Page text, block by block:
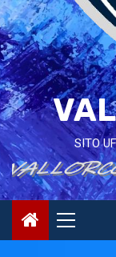
SITO
Primary
Menu